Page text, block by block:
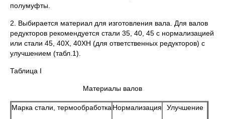
полумуфты.
2. Выбирается материал для изготовления вала. Для валов
редукторов рекомендуется стали 35, 40, 45 с нормализацией
или стали 45, 40Х, 40ХН (для ответственных редукторов) с
улучшением (табл.1).
Таблица I
Материалы валов
Марка стали, термообработка Нормализация Улучшение